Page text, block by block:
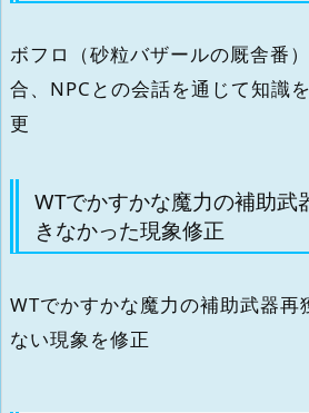
ボフロ（砂粒バザールの厩舎番
合、NPCとの会話を通じて知識
更
WTでかすかな魔力の補助武
きなかった現象修正
WTでかすかな魔力の補助武器再
ない現象を修正